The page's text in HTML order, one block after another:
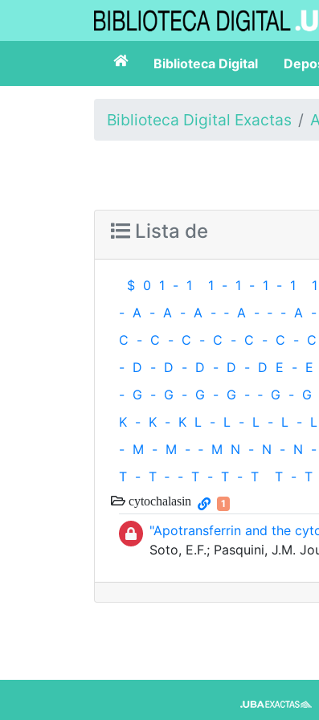
Biblioteca Digital
Biblioteca Digital Exactas
Lista de
$ 0 1 - 1 1 - 1 - 1 - 1 1
- A - A - A - ‐ A - ‐ - A -
C - C - C - C - C - C - C
- D - D - D - D - D E - E
- G - G - G - G - ‐ G - G
K - K - K L - L - L - L - L
- M - M - ‐ M N - N - N -
T - T ‐ - T - T - T T - T
cytochalasin 1
"Apotransferrin and the
Soto, E.F.; Pasquini, J.M.